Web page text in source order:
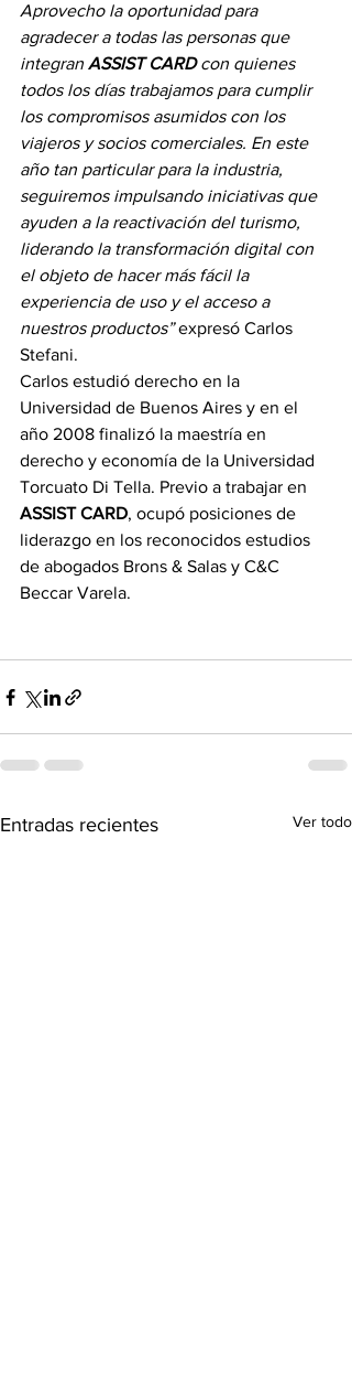
Aprovecho la oportunidad para
agradecer a todas las personas que
integran ASSIST CARD con quienes
todos los días trabajamos para cumplir
los compromisos asumidos con los
viajeros y socios comerciales. En este
año tan particular para la industria,
seguiremos impulsando iniciativas que
ayuden a la reactivación del turismo,
liderando la transformación digital con
el objeto de hacer más fácil la
experiencia de uso y el acceso a
nuestros productos” expresó Carlos
Stefani.
Carlos estudió derecho en la
Universidad de Buenos Aires y en el
año 2008 finalizó la maestría en
derecho y economía de la Universidad
Torcuato Di Tella. Previo a trabajar en
ASSIST CARD, ocupó posiciones de
liderazgo en los reconocidos estudios
de abogados Brons & Salas y C&C
Beccar Varela.
Entradas recientes Ver todo